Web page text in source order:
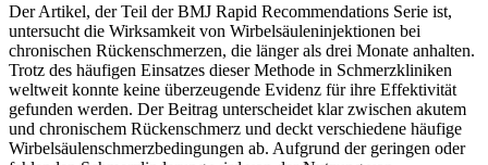
Der Artikel, der Teil der BMJ Rapid Recommendations Serie ist,
untersucht die Wirksamkeit von Wirbelsäuleninjektionen bei
chronischen Rückenschmerzen, die länger als drei Monate anhalten.
Trotz des häufigen Einsatzes dieser Methode in Schmerzkliniken
weltweit konnte keine überzeugende Evidenz für ihre Effektivität
gefunden werden. Der Beitrag unterscheidet klar zwischen akutem
und chronischem Rückenschmerz und deckt verschiedene häufige
Wirbelsäulenschmerzbedingungen ab. Aufgrund der geringen oder